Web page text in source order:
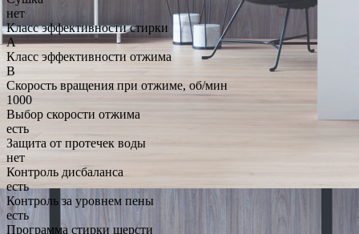
нет
Класс эффективности стирки
A
Класс эффективности отжима
B
Скорость вращения при отжиме, об/мин
1000
Выбор скорости отжима
есть
Защита от протечек воды
нет
Контроль дисбаланса
есть
Контроль за уровнем пены
есть
Программа стирки шерсти